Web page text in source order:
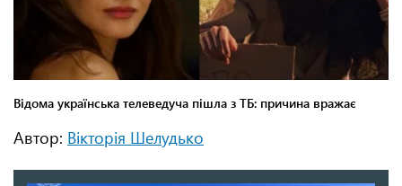
Автор: Вікторія Шелудько